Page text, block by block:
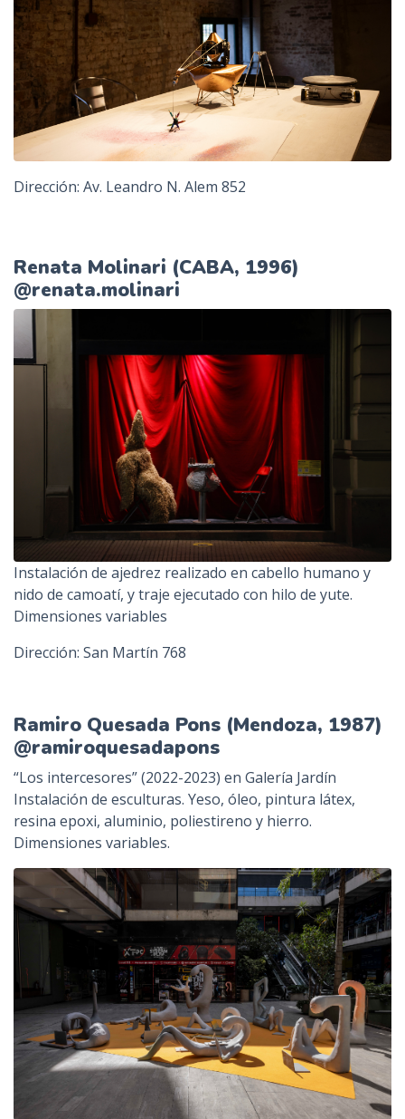
Dirección: Av. Leandro N. Alem 852
Renata Molinari (CABA, 1996)
@renata.molinari
Instalación de ajedrez realizado en cabello humano y
nido de camoatí, y traje ejecutado con hilo de yute.
Dimensiones variables
Dirección: San Martín 768
Ramiro Quesada Pons (Mendoza, 1987)
@ramiroquesadapons
“Los intercesores” (2022-2023) en Galería Jardín
Instalación de esculturas. Yeso, óleo, pintura látex,
resina epoxi, aluminio, poliestireno y hierro.
Dimensiones variables.